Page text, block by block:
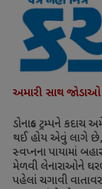
અમારી સાથ
ડોનાલ્ડ ટ્રમ્પને કદાચ
થઈ હોય એવું લાગે છે,
સ્વપ્નના પાયામાં
મેળવી લેનારાઓને
પહેલાં ચગાવી